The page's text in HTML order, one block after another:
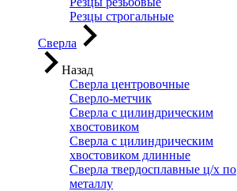
Резцы строгальные
Сверла
Назад
Сверла центровочные
Сверло-метчик
Сверла с цилиндрическим
хвостовиком
Сверла с цилиндрическим
хвостовиком длинные
Сверла твердосплавные ц/х по
металлу